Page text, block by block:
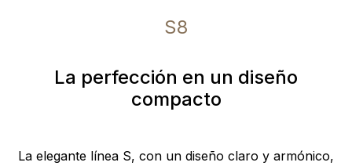
S8
La perfección en un diseño
compacto
La elegante línea S, con un diseño claro y armónico,